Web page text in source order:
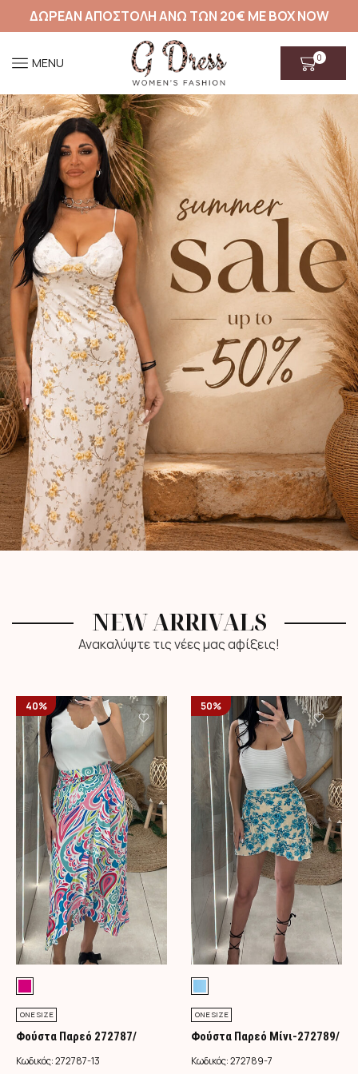
ΔΩΡΕΑΝ ΑΠΟΣΤΟΛΗ ΑΝΩ ΤΩΝ 20€ ΜΕ BOX NOW
MENU 0
NEW ARRIVALS
Ανακαλύψτε τις νέες μας αφίξεις!
40%
ONE SIZE
Φούστα Παρεό 272787/
Φούξια
Κωδικός:272787-13
50%
ONE SIZE
Φούστα Παρεό Μίνι-272789/
Τιρκουάζ
Κωδικός:272789-7